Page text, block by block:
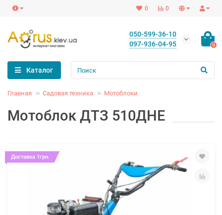
0
0
050-599-36-10
097-936-04-95
0
Каталог
Главная Садовая техника Мотоблоки
Мотоблок ДТЗ 510ДНE
Доставка 1грн.